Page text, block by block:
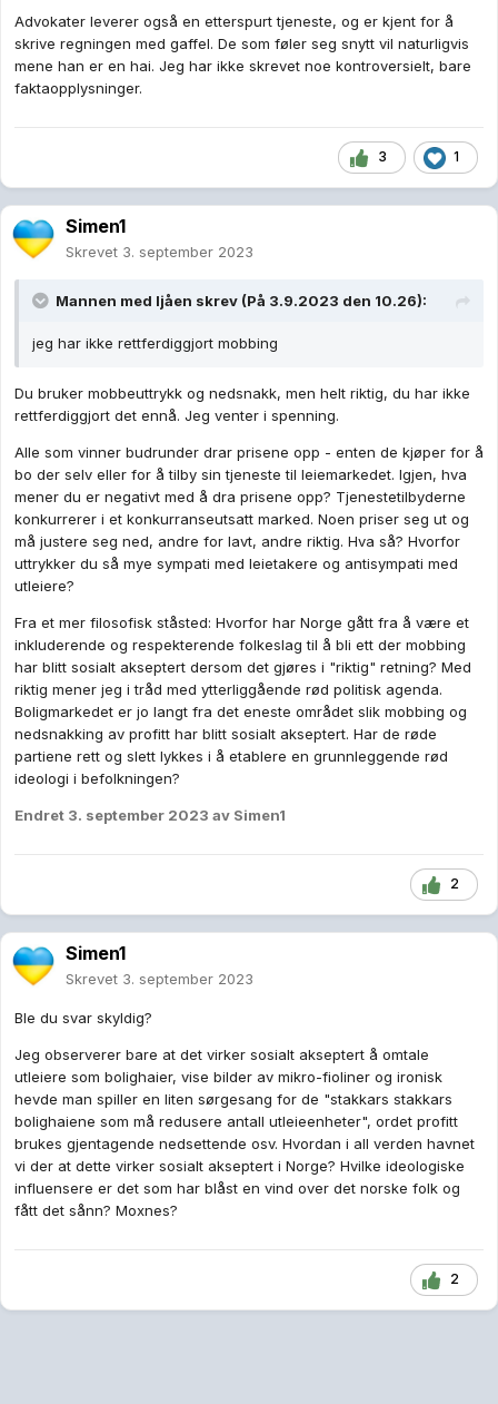
Advokater leverer også en etterspurt tjeneste, og er kjent for å
skrive regningen med gaffel. De som føler seg snytt vil naturligvis
mene han er en hai. Jeg har ikke skrevet noe kontroversielt, bare
faktaopplysninger.
3 1
Simen1
Skrevet 3. september 2023
Mannen med ljåen skrev (På 3.9.2023 den 10.26):
jeg har ikke rettferdiggjort mobbing
Du bruker mobbeuttrykk og nedsnakk, men helt riktig, du har ikke
rettferdiggjort det ennå. Jeg venter i spenning.
Alle som vinner budrunder drar prisene opp - enten de kjøper for å
bo der selv eller for å tilby sin tjeneste til leiemarkedet. Igjen, hva
mener du er negativt med å dra prisene opp? Tjenestetilbyderne
konkurrerer i et konkurranseutsatt marked. Noen priser seg ut og
må justere seg ned, andre for lavt, andre riktig. Hva så? Hvorfor
uttrykker du så mye sympati med leietakere og antisympati med
utleiere?
Fra et mer filosofisk ståsted: Hvorfor har Norge gått fra å være et
inkluderende og respekterende folkeslag til å bli ett der mobbing
har blitt sosialt akseptert dersom det gjøres i "riktig" retning? Med
riktig mener jeg i tråd med ytterliggående rød politisk agenda.
Boligmarkedet er jo langt fra det eneste området slik mobbing og
nedsnakking av profitt har blitt sosialt akseptert. Har de røde
partiene rett og slett lykkes i å etablere en grunnleggende rød
ideologi i befolkningen?
Endret 3. september 2023 av Simen1
2
Simen1
Skrevet 3. september 2023
Ble du svar skyldig?
Jeg observerer bare at det virker sosialt akseptert å omtale
utleiere som bolighaier, vise bilder av mikro-fioliner og ironisk
hevde man spiller en liten sørgesang for de "stakkars stakkars
bolighaiene som må redusere antall utleieenheter", ordet profitt
brukes gjentagende nedsettende osv. Hvordan i all verden havnet
vi der at dette virker sosialt akseptert i Norge? Hvilke ideologiske
influensere er det som har blåst en vind over det norske folk og
fått det sånn? Moxnes?
2